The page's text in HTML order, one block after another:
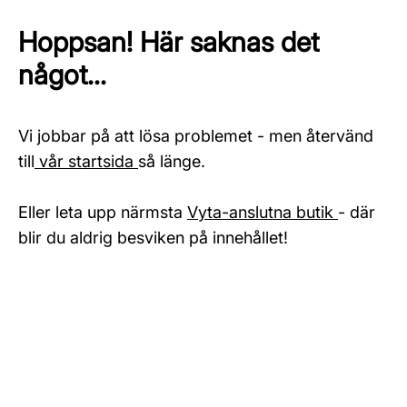
Hoppsan! Här saknas det
något...
Vi jobbar på att lösa problemet - men återvänd
till vår startsida så länge.
Eller leta upp närmsta Vyta-anslutna butik - där
blir du aldrig besviken på innehållet!